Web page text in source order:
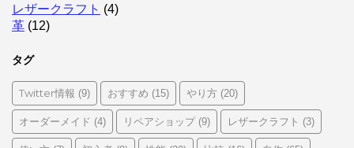
レザークラフト (4)
革 (12)
タグ
Twitter情報 (9) おすすめ (15) やり方 (20)
オーダーメイド (4) リペアショップ(9) レザークラフト (3)